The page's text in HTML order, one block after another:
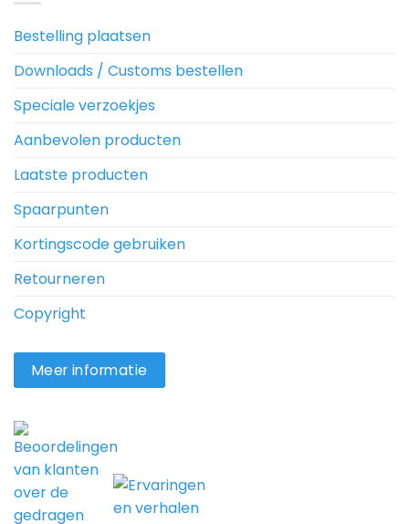
Bestelling plaatsen
Downloads / Customs bestellen
Speciale verzoekjes
Aanbevolen producten
Laatste producten
Spaarpunten
Kortingscode gebruiken
Retourneren
Copyright
Meer informatie